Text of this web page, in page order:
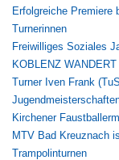
Erfolgreiche Premiere
Turnerinnen
Freiwilliges Soziales
KOBLENZ WANDERT
Turner Iven Frank
Kirchener
MTV Bad Kreuznach
Trampolinturnen